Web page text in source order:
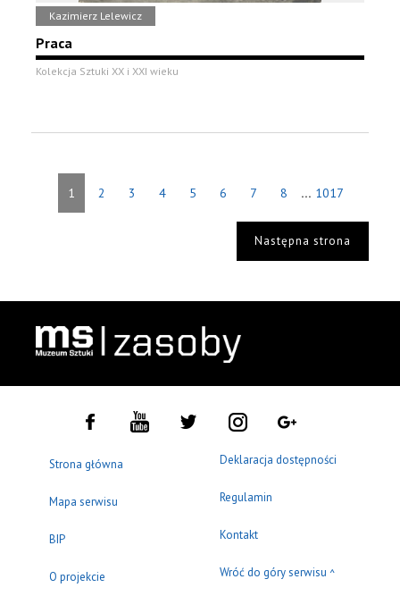
Kazimierz Lelewicz
Praca
Kolekcja Sztuki XX i XXI wieku
1 2 3 4 5 6 7 8 ... 1017
Następna strona
Strona główna
Mapa serwisu
BIP
O projekcie
Deklaracja dostępności
Regulamin
Kontakt
Wróć do góry serwisu ^